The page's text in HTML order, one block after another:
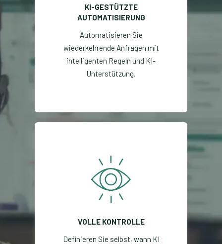
KI-GESTÜTZTE
AUTOMATISIERUNG
Automatisieren Sie
wiederkehrende Anfragen mit
intelligenten Regeln und KI-
Unterstützung.
VOLLE KONTROLLE
Definieren Sie selbst, wann KI